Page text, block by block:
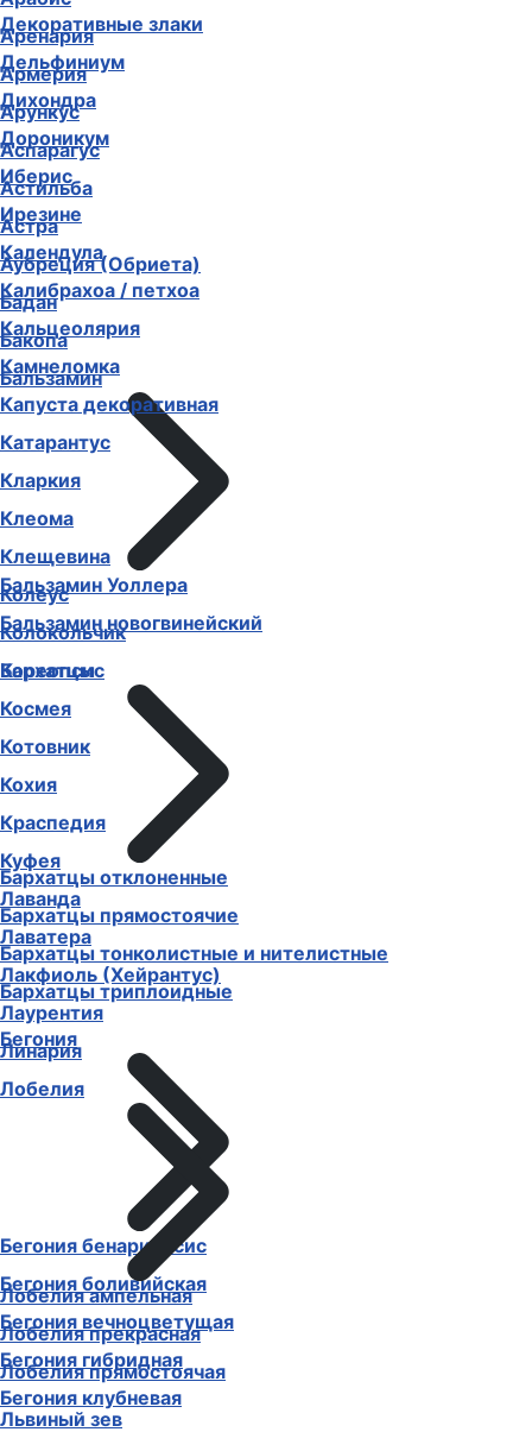
Аренария
Армерия
Арункус
Аспарагус
Астильба
Астра
Аубреция (Обриета)
Бадан
Бакопа
Бальзамин
Бальзамин Уоллера
Бальзамин новогвинейский
Бархатцы
Бархатцы отклоненные
Бархатцы прямостоячие
Бархатцы тонколистные и нителистные
Бархатцы триплоидные
Бегония
Бегония бенариенсис
Бегония боливийская
Бегония вечноцветущая
Бегония гибридная
Бегония клубневая
Декоративные злаки
Дельфиниум
Дихондра
Дороникум
Иберис
Ирезине
Календула
Калибрахоа / петхоа
Кальцеолярия
Камнеломка
Капуста декоративная
Катарантус
Кларкия
Клеома
Клещевина
Колеус
Колокольчик
Кореопсис
Космея
Котовник
Кохия
Краспедия
Куфея
Лаванда
Лаватера
Лакфиоль (Хейрантус)
Лаурентия
Линария
Лобелия
Лобелия ампельная
Лобелия прекрасная
Лобелия прямостоячая
Львиный зев